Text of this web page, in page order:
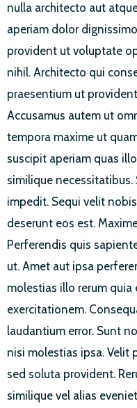
nulla architecto aut
aperiam dolor
provident ut voluptate
nihil. Architecto qui
praesentium ut
Accusamus autem ut
tempora maxime ut
suscipit aperiam quas
similique
impedit. Sequi velit
deserunt eos est.
Perferendis quis
ut. Amet aut ipsa
molestias illo rerum
exercitationem.
laudantium error. Sunt
nisi molestias ipsa. Velit
sed soluta provident.
similique vel alias